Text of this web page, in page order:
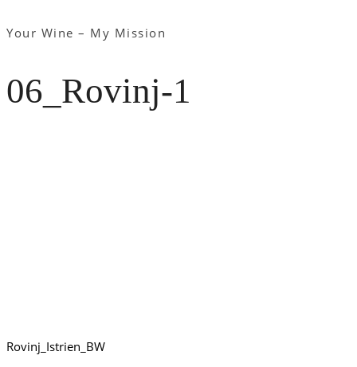
Your Wine – My Mission
06_Rovinj-1
Rovinj_Istrien_BW